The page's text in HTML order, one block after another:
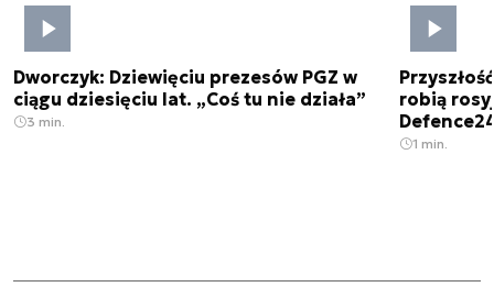
Dworczyk: Dziewięciu prezesów PGZ w
ciągu dziesięciu lat. „Coś tu nie działa”
3 min.
robią
1 min.